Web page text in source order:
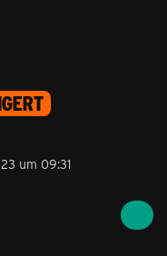
um 09:31